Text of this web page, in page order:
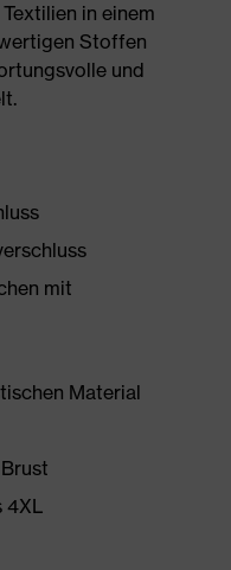
in einem
Stoffen
und
mit
Material
4XL